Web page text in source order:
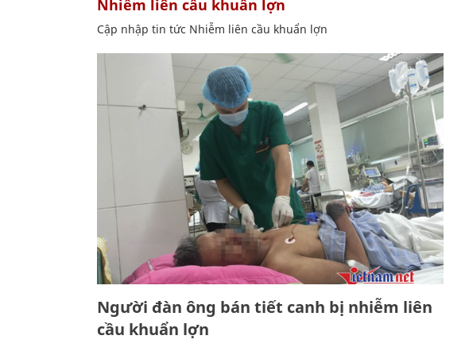
Nhiễm liên cầu khuẩn lợn
Cập nhập tin tức Nhiễm liên cầu khuẩn lợn
Người đàn ông bán tiết canh bị nhiễm liên
cầu khuẩn lợn